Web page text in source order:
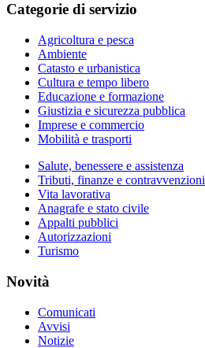
Categorie di servizio
Agricoltura e pesca
Ambiente
Catasto e urbanistica
Cultura e tempo libero
Educazione e formazione
Giustizia e sicurezza pubblica
Imprese e commercio
Mobilità e trasporti
Salute, benessere e assistenza
Tributi, finanze e contravvenzioni
Vita lavorativa
Anagrafe e stato civile
Appalti pubblici
Autorizzazioni
Turismo
Novità
Comunicati
Avvisi
Notizie